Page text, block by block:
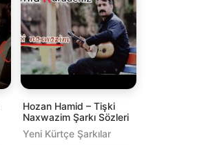
Hozan Hamid – Tişki
Naxwazim Şarkı Sözleri
Yeni Kürtçe Şarkılar